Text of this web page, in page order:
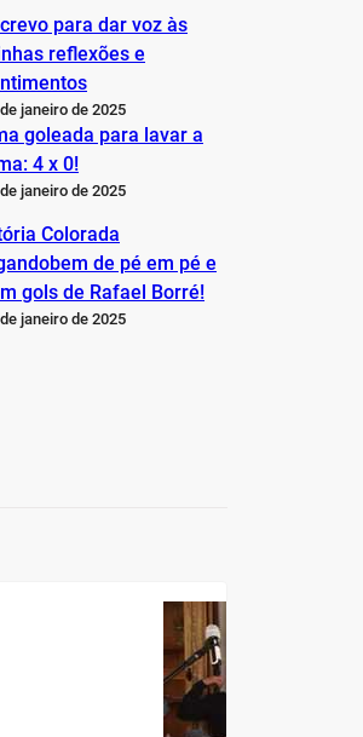
para dar voz às
reflexões e
janeiro de 2025
goleada para lavar a
4 x 0!
janeiro de 2025
Colorada
de pé em pé e
gols de Rafael Borré!
janeiro de 2025